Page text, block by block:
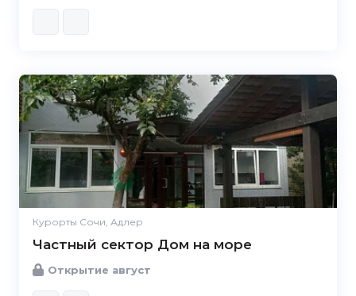
Курорты Сочи, Адлер
Частный сектор Дом на море
Открытие август